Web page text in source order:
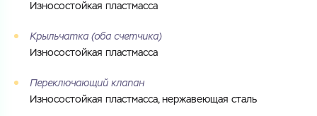
Износостойкая пластмасса
Крыльчатка (оба счетчика)
Износостойкая пластмасса
Переключающий клапан
Износостойкая пластмасса, нержавеющая сталь